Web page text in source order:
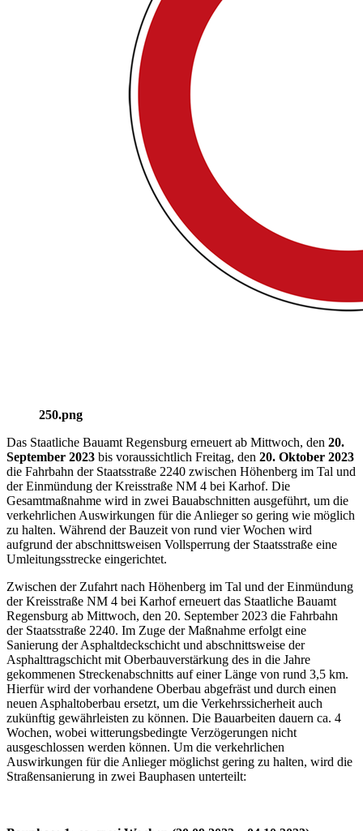
250.png
Das Staatliche Bauamt Regensburg erneuert ab Mittwoch, den 20.
September 2023 bis voraussichtlich Freitag, den 20. Oktober 2023
die Fahrbahn der Staatsstraße 2240 zwischen Höhenberg im Tal und
der Einmündung der Kreisstraße NM 4 bei Karhof. Die
Gesamtmaßnahme wird in zwei Bauabschnitten ausgeführt, um die
verkehrlichen Auswirkungen für die Anlieger so gering wie möglich
zu halten. Während der Bauzeit von rund vier Wochen wird
aufgrund der abschnittsweisen Vollsperrung der Staatsstraße eine
Umleitungsstrecke eingerichtet.
Zwischen der Zufahrt nach Höhenberg im Tal und der Einmündung
der Kreisstraße NM 4 bei Karhof erneuert das Staatliche Bauamt
Regensburg ab Mittwoch, den 20. September 2023 die Fahrbahn
der Staatsstraße 2240. Im Zuge der Maßnahme erfolgt eine
Sanierung der Asphaltdeckschicht und abschnittsweise der
Asphalttragschicht mit Oberbauverstärkung des in die Jahre
gekommenen Streckenabschnitts auf einer Länge von rund 3,5 km.
Hierfür wird der vorhandene Oberbau abgefräst und durch einen
neuen Asphaltoberbau ersetzt, um die Verkehrssicherheit auch
zukünftig gewährleisten zu können. Die Bauarbeiten dauern ca. 4
Wochen, wobei witterungsbedingte Verzögerungen nicht
ausgeschlossen werden können. Um die verkehrlichen
Auswirkungen für die Anlieger möglichst gering zu halten, wird die
Straßensanierung in zwei Bauphasen unterteilt: